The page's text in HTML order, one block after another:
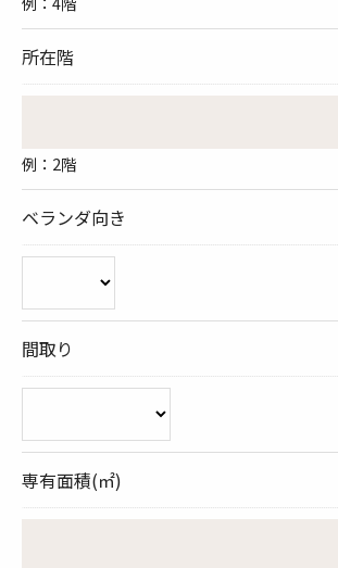
所在階
例：2階
ベランダ向き
間取り
専有面積(㎡)
無料査定のお申し込みはこ